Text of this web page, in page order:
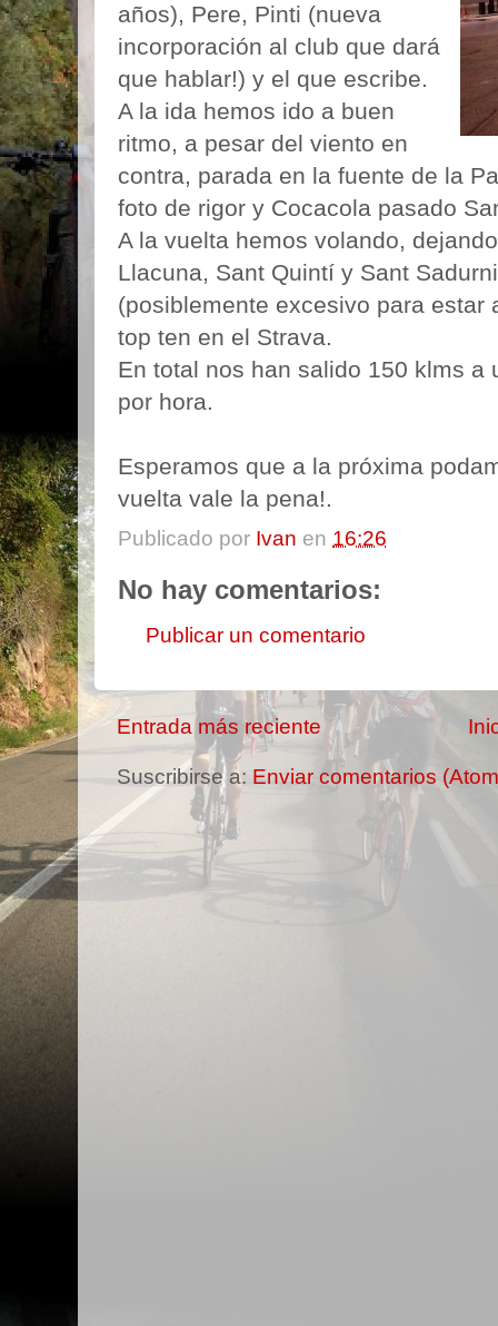
años), Pere, Pinti (nueva
incorporación al club que dará
que hablar!) y el que escribe.
A la ida hemos ido a buen
ritmo, a pesar del viento en
contra, parada en la fuente de la
foto de rigor y Cocacola pasado
A la vuelta hemos volando,
Llacuna, Sant Quintí y Sant
(posiblemente excesivo para estar
top ten en el Strava.
En total nos han salido 150 klms a
por hora.
Esperamos que a la próxima
vuelta vale la pena!.
Publicado por Ivan en 16:26
No hay comentarios:
Publicar un comentario
Entrada más reciente
Suscribirse a: Enviar comentarios